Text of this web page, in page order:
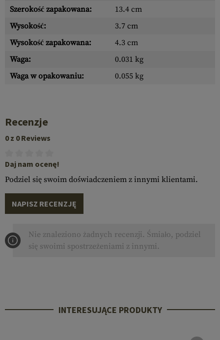
Szerokość zapakowana:
13.4 cm
Wysokość:
3.7 cm
Wysokość zapakowana:
4.3 cm
Waga:
0.031 kg
Waga w opakowaniu:
0.055 kg
Recenzje
0 z 0 Reviews
Daj nam ocenę!
Podziel się swoim doświadczeniem z innymi klientami.
NAPISZ RECENZJĘ
Nie znaleziono żadnych recenzji. Śmiało, podziel
się swoimi spostrzeżeniami z innymi.
INTERESUJĄCE PRODUKTY